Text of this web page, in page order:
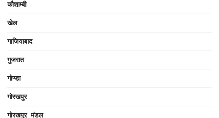
कौशाम्बी
खेल
गाजियाबाद
गुजरात
गोण्डा
गोरखपुर
गोरखपुर मंडल